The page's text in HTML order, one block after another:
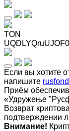
TON
Если вы хотите
напишите
Приём
«Удружење
Возврат
подтверждении
Внимание!